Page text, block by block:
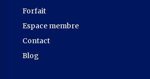
Forfait
Espace membre
Contact
Blog